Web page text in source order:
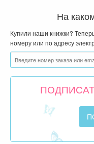
На
Купили наши книжки?
номеру или по адресу